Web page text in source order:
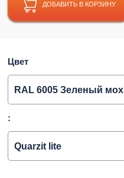
ДОБАВИТЬ В КОРЗИНУ
Цвет
RAL 6005 Зеленый мох
:
Quarzit lite